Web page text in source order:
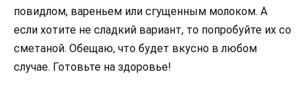
повидлом, вареньем или сгущенным молоком. А
если хотите не сладкий вариант, то попробуйте их со
сметаной. Обещаю, что будет вкусно в любом
случае. Готовьте на здоровье!